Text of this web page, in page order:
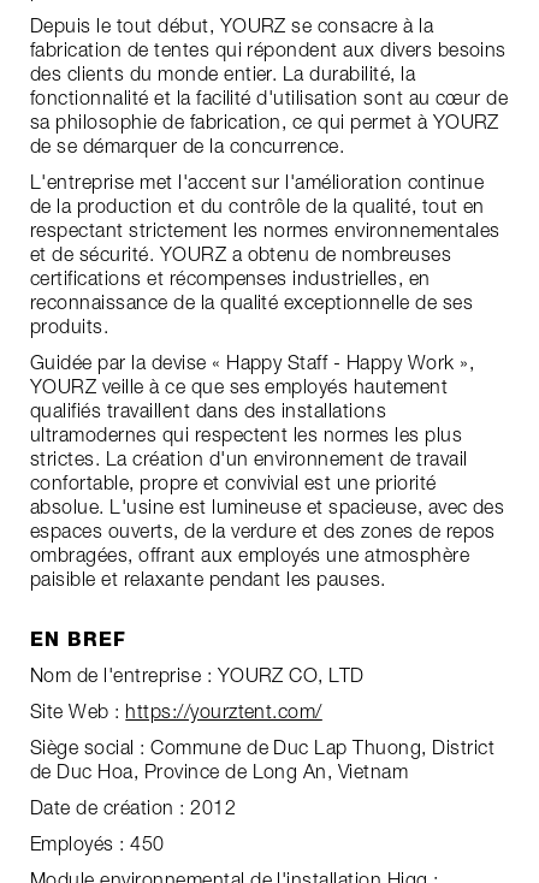
Depuis le tout début, YOURZ se consacre à la
fabrication de tentes qui répondent aux divers besoins
des clients du monde entier. La durabilité, la
fonctionnalité et la facilité d'utilisation sont au cœur de
sa philosophie de fabrication, ce qui permet à YOURZ
de se démarquer de la concurrence.
L'entreprise met l'accent sur l'amélioration continue
de la production et du contrôle de la qualité, tout en
respectant strictement les normes environnementales
et de sécurité. YOURZ a obtenu de nombreuses
certifications et récompenses industrielles, en
reconnaissance de la qualité exceptionnelle de ses
produits.
Guidée par la devise « Happy Staff - Happy Work »,
YOURZ veille à ce que ses employés hautement
qualifiés travaillent dans des installations
ultramodernes qui respectent les normes les plus
strictes. La création d'un environnement de travail
confortable, propre et convivial est une priorité
absolue. L'usine est lumineuse et spacieuse, avec des
espaces ouverts, de la verdure et des zones de repos
ombragées, offrant aux employés une atmosphère
paisible et relaxante pendant les pauses.
EN BREF
Nom de l'entreprise : YOURZ CO, LTD
Site Web : https://yourztent.com/
Siège social : Commune de Duc Lap Thuong, District
de Duc Hoa, Province de Long An, Vietnam
Date de création : 2012
Employés : 450